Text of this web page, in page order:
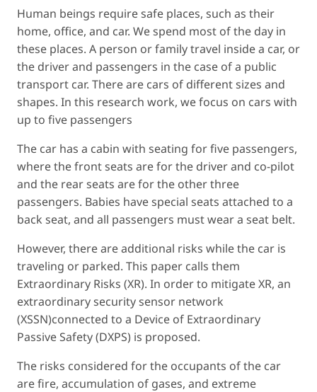
Human beings require safe places, such as their
home, office, and car. We spend most of the day in
these places. A person or family travel inside a car, or
the driver and passengers in the case of a public
transport car. There are cars of different sizes and
shapes. In this research work, we focus on cars with
up to five passengers
The car has a cabin with seating for five passengers,
where the front seats are for the driver and co-pilot
and the rear seats are for the other three
passengers. Babies have special seats attached to a
back seat, and all passengers must wear a seat belt.
However, there are additional risks while the car is
traveling or parked. This paper calls them
Extraordinary Risks (XR). In order to mitigate XR, an
extraordinary security sensor network
(XSSN)connected to a Device of Extraordinary
Passive Safety (DXPS) is proposed.
The risks considered for the occupants of the car
are fire, accumulation of gases, and extreme